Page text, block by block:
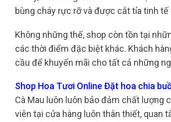
bùng cháy rực rỡ và được cắt tỉa tinh
Không những thế, shop còn tồn tại
các thời điểm đặc biệt khác. Khách
cầu để khuyến mãi cho tất cả những
Shop Hoa Tươi Online Đặt hoa chia
Cà Mau luôn luôn bảo đảm chất lượng
viên tại cửa hàng luôn thân thiết, quan